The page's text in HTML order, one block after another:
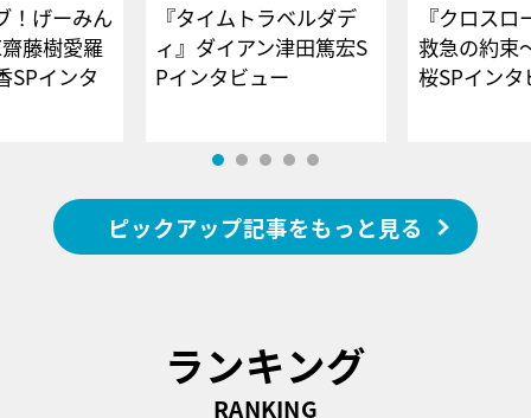
！げーみん
藤樹愛羅
SPインタ
『タイムトラベルダデ
ィ』ダイアン津田篤宏S
Pインタビュー
『クロス
救急の約束
桜SPイ
ピックアップ記事をもっと見る
ランキング
RANKING